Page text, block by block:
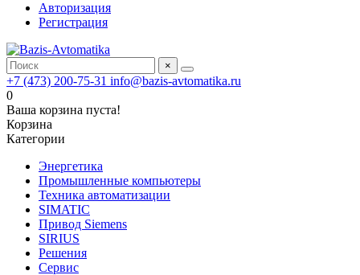
Авторизация
Регистрация
×
+7 (473) 200-75-31 info@bazis-avtomatika.ru
0
Ваша корзина пуста!
Корзина
Категории
Энергетика
Промышленные компьютеры
Техника автоматизации
SIMATIC
Привод Siemens
SIRIUS
Решения
Сервис